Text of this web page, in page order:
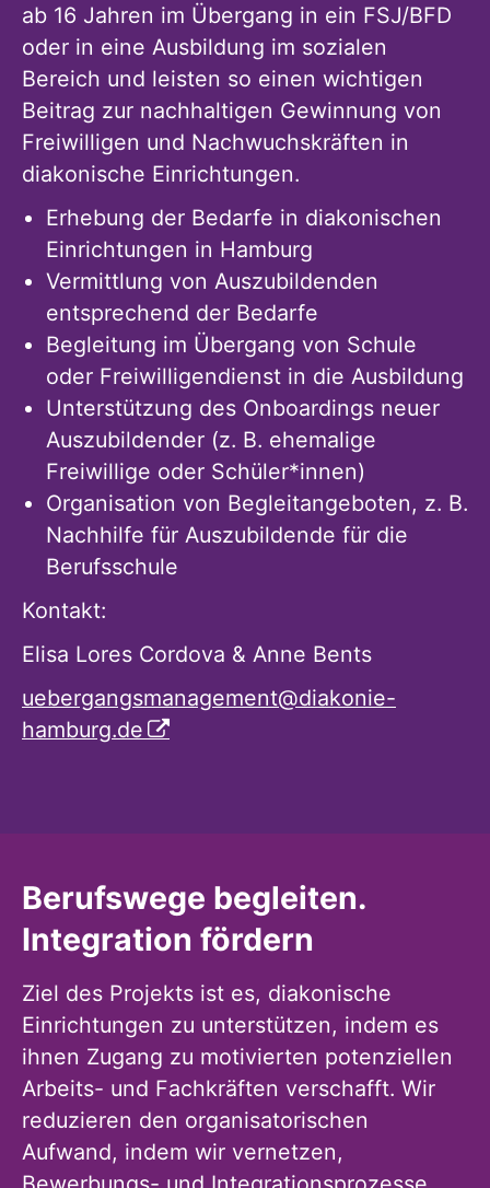
Berufswege begleiten.
Integration fördern
Ziel des Projekts ist es, diakonische
Einrichtungen zu unterstützen, indem es
ihnen Zugang zu motivierten potenziellen
Arbeits- und Fachkräften verschafft. Wir
reduzieren den organisatorischen
Aufwand, indem wir vernetzen,
ab 16 Jahren im Übergang in ein FSJ/BFD
oder in eine Ausbildung im sozialen
Bereich und leisten so einen wichtigen
Beitrag zur nachhaltigen Gewinnung von
Freiwilligen und Nachwuchskräften in
diakonische Einrichtungen.
Erhebung der Bedarfe in diakonischen
Einrichtungen in Hamburg
Vermittlung von Auszubildenden
entsprechend der Bedarfe
Begleitung im Übergang von Schule
oder Freiwilligendienst in die Ausbildung
Unterstützung des Onboardings neuer
Auszubildender (z. B. ehemalige
Freiwillige oder Schüler*innen)
Organisation von Begleitangeboten, z. B.
Nachhilfe für Auszubildende für die
Berufsschule
Kontakt:
Elisa Lores Cordova & Anne Bents
uebergangsmanagement@diakonie-
hamburg.de